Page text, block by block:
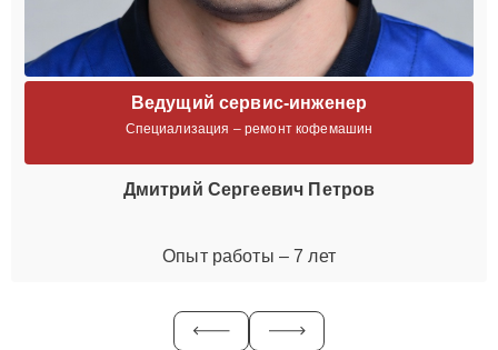
Ведущий сервис-инженер
Специализация – ремонт кофемашин
Дмитрий Сергеевич Петров
Опыт работы – 7 лет